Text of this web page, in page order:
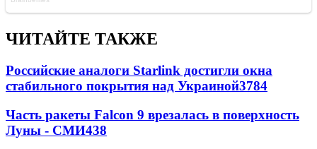
ЧИТАЙТЕ ТАКЖЕ
Российские аналоги Starlink достигли окна
стабильного покрытия над Украиной3784
Часть ракеты Falcon 9 врезалась в поверхность
Луны - СМИ438